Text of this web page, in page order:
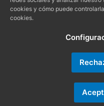
Información
Política de privacidad
Condiciones generales
cookies y cómo puede
cookies.